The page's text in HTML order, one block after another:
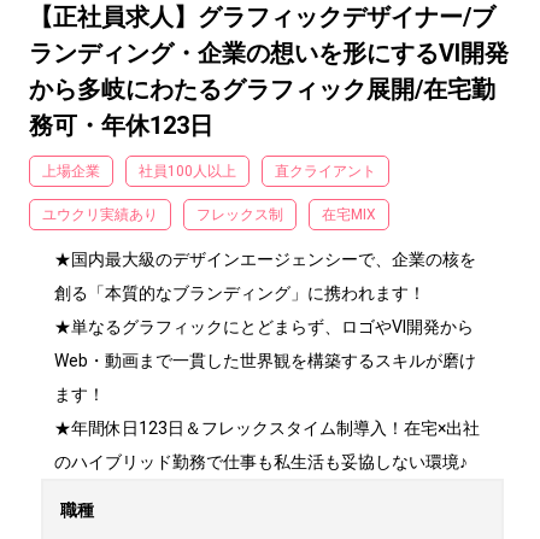
【正社員求人】グラフィックデザイナー/ブ
ランディング・企業の想いを形にするVI開発
から多岐にわたるグラフィック展開/在宅勤
務可・年休123日
上場企業 社員100人以上 直クライアント
ユウクリ実績あり フレックス制 在宅MIX
★国内最大級のデザインエージェンシーで、企業の核を
創る「本質的なブランディング」に携われます！
★単なるグラフィックにとどまらず、ロゴやVI開発から
Web・動画まで一貫した世界観を構築するスキルが磨け
ます！
★年間休日123日＆フレックスタイム制導入！在宅×出社
のハイブリッド勤務で仕事も私生活も妥協しない環境♪
職種